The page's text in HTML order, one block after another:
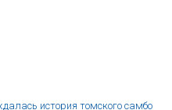
история томского самбо